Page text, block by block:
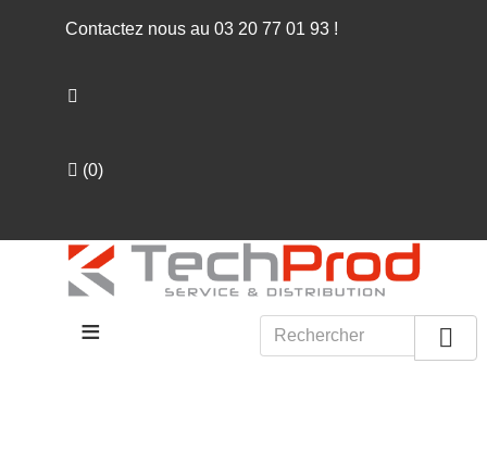
Contactez nous au 03 20 77 01 93 !
(0)
≡ 